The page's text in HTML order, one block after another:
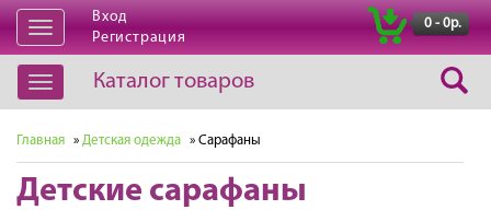
Открыть
навигацию
Вход
Регистрация
0 - 0р.
Открыть
навигацию
Каталог товаров
Главная » Детская одежда » Сарафаны
Детские сарафаны